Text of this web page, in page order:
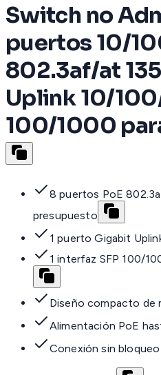
Switch no
puertos 10/
802.3af/at
Uplink 10/
100/1000
8 puertos PoE
presupuesto
1 puerto Gigabit
1 interfaz SFP 100/
Diseño compacto de
Alimentación PoE
Conexión sin